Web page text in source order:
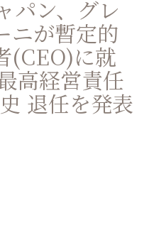
パン、グレ
ニが暫定的
(CEO)に就
高経営責任
退任を発表